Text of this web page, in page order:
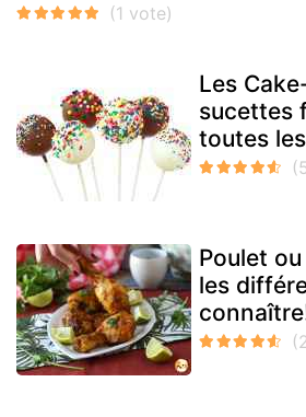
Les
sucettes
toutes
Poulet
les